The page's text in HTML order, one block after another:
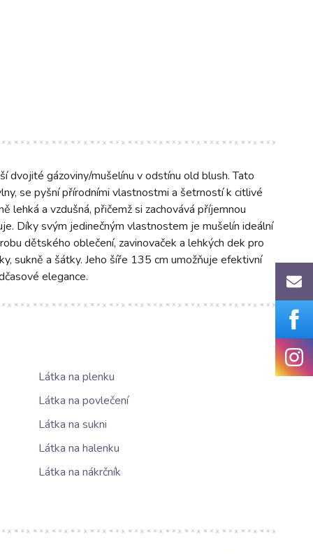
dvojité gázoviny/mušelínu v odstínu old blush. Tato
se pyšní přírodními vlastnostmi a šetrností k citlivé
lehká a vzdušná, přičemž si zachovává příjemnou
Díky svým jedinečným vlastnostem je mušelín ideální
dětského oblečení, zavinovaček a lehkých dek pro
sukně a šátky. Jeho šíře 135 cm umožňuje efektivní
elegance.
Látka na plenku
Látka na povlečení
Látka na sukni
Látka na halenku
Látka na nákrčník